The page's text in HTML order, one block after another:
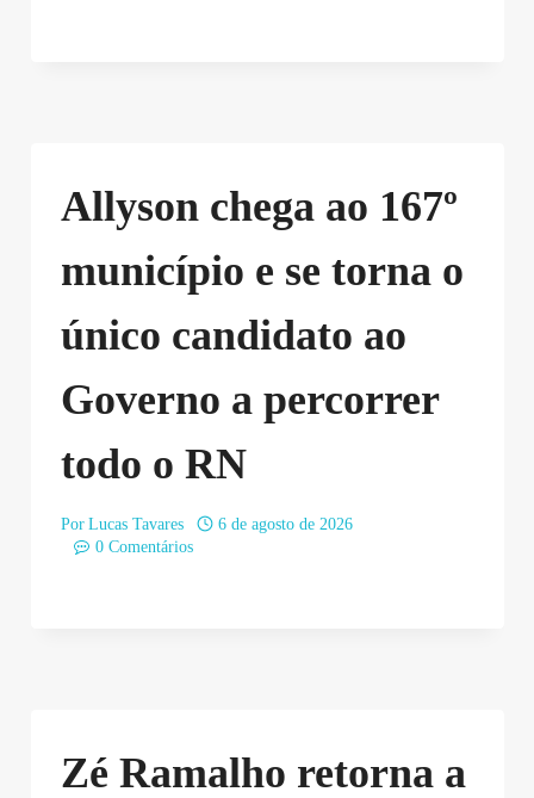
Allyson chega ao 167º
município e se torna o
único candidato ao
Governo a percorrer
todo o RN
Por Lucas Tavares
6 de agosto de 2026
0 Comentários
Zé Ramalho retorna a